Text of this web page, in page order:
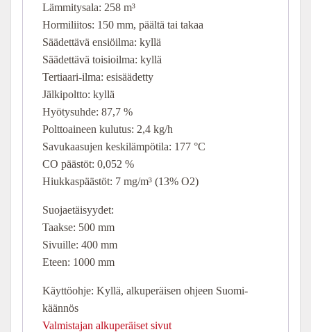
Lämmitysala: 258 m³
Hormiliitos: 150 mm, päältä tai takaa
Säädettävä ensiöilma: kyllä
Säädettävä toisioilma: kyllä
Tertiaari-ilma: esisäädetty
Jälkipoltto: kyllä
Hyötysuhde: 87,7 %
Polttoaineen kulutus: 2,4 kg/h
Savukaasujen keskilämpötila: 177 °C
CO päästöt: 0,052 %
Hiukkaspäästöt: 7 mg/m³ (13% O2)
Suojaetäisyydet:
Taakse: 500 mm
Sivuille: 400 mm
Eteen: 1000 mm
Käyttöohje: Kyllä, alkuperäisen ohjeen Suomi-
käännös
Valmistajan alkuperäiset sivut